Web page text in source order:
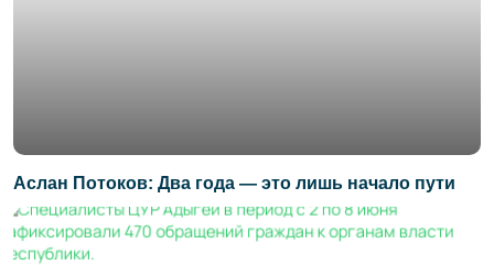
Аслан Потоков: Два года — это лишь начало пути